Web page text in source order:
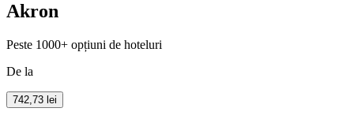
Akron
Peste 1000+ opțiuni de hoteluri
De la
742,73 lei